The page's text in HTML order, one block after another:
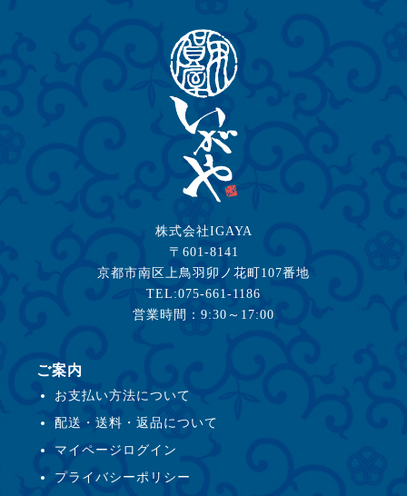
株式会社IGAYA
〒601-8141
京都市南区上鳥羽卯ノ花町107番地
TEL:075-661-1186
営業時間：9:30～17:00
ご案内
お支払い方法について
配送・送料・返品について
マイページログイン
プライバシーポリシー